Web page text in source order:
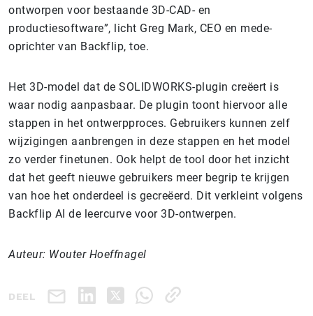
ontworpen voor bestaande 3D-CAD- en
productiesoftware”, licht Greg Mark, CEO en mede-
oprichter van Backflip, toe.
Het 3D-model dat de SOLIDWORKS-plugin creëert is
waar nodig aanpasbaar. De plugin toont hiervoor alle
stappen in het ontwerpproces. Gebruikers kunnen zelf
wijzigingen aanbrengen in deze stappen en het model
zo verder finetunen. Ook helpt de tool door het inzicht
dat het geeft nieuwe gebruikers meer begrip te krijgen
van hoe het onderdeel is gecreëerd. Dit verkleint volgens
Backflip AI de leercurve voor 3D-ontwerpen.
Auteur: Wouter Hoeffnagel
DEEL